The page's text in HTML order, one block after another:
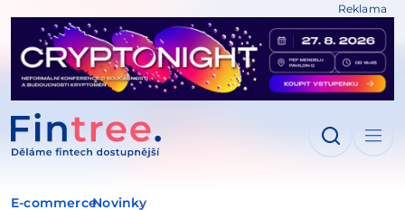
Reklama
E-commerceNovinky